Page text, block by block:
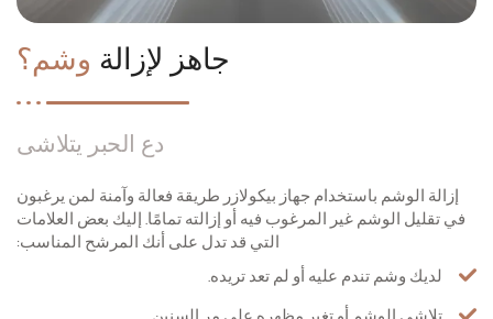
جاهز لإزالة وشم؟
دع الحبر يتلاشى
إزالة الوشم باستخدام جهاز بيكولازر طريقة فعالة وآمنة لمن يرغبون
في تقليل الوشم غير المرغوب فيه أو إزالته تمامًا. إليك بعض العلامات
التي قد تدل على أنك المرشح المناسب:
لديك وشم تندم عليه أو لم تعد تريده.